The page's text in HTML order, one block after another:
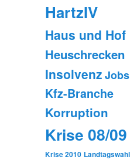
HartzIV
Haus und Hof
Heuschrecken
Insolvenz Jobs
Kfz-Branche
Korruption
Krise 08/09
Krise 2010 Landtagswahl